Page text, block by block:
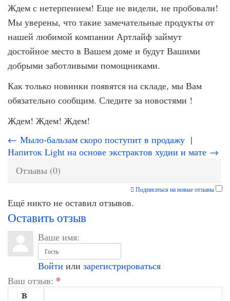
Ждем с нетерпением! Еще не видели, не пробовали!
Мы уверены, что такие замечательные продукты от
нашей любимой компании Артлайф займут
достойное место в Вашем доме и будут Вашими
добрыми заботливыми помощниками.
Как только новинки появятся на складе, мы Вам
обязательно сообщим. Следите за новостями !
Ждем! Ждем! Ждем!
← Мыло-бальзам скоро поступит в продажу |
Напиток Light на основе экстрактов худии и мате →
Отзывы (0)
Подписаться на новые отзывы
Ещё никто не оставил отзывов.
Оставить отзыв
Ваше имя:
Войти или зарегистрироваться
Ваш отзыв: *
